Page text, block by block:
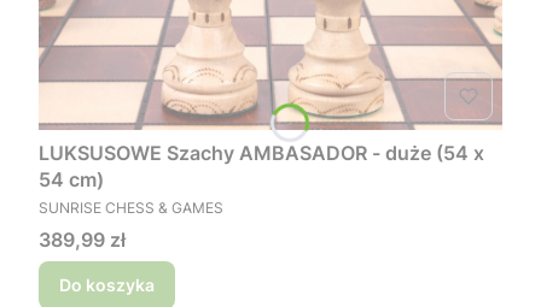
LUKSUSOWE Szachy AMBASADOR - duże (54 x
54 cm)
PRODUCENT
SUNRISE CHESS & GAMES
Cena
389,99 zł
Do koszyka